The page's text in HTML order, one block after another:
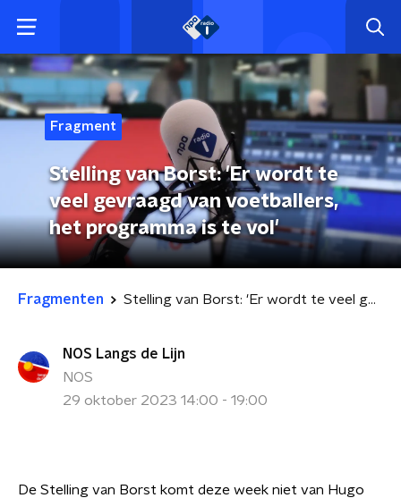
Fragment
Stelling van Borst: 'Er wordt te
veel gevraagd van voetballers,
het programma is te vol'
Fragmenten Stelling van Borst: 'Er wordt te veel gevraagd van voetballers, het programma is te vol'
NOS Langs de Lijn
NOS
29 oktober 2023 14:00 - 19:00
De Stelling van Borst komt deze week niet van Hugo